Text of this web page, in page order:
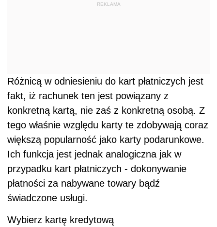
REKLAMA
Różnicą w odniesieniu do kart płatniczych jest
fakt, iż rachunek ten jest powiązany z
konkretną kartą, nie zaś z konkretną osobą. Z
tego właśnie względu karty te zdobywają coraz
większą popularność jako karty podarunkowe.
Ich funkcja jest jednak analogiczna jak w
przypadku kart płatniczych - dokonywanie
płatności za nabywane towary bądź
świadczone usługi.
Wybierz kartę kredytową